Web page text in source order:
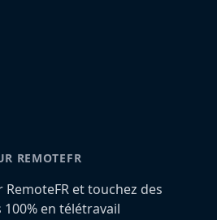
REMOTEFR
et touchez des
en télétravail